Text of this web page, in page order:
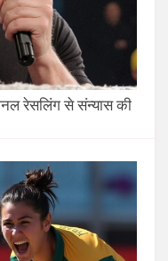
रेसलिंग से संन्यास की